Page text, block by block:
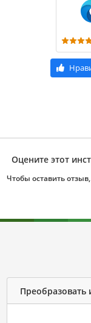
Оцените этот
Чтобы оставить
Преобразовать